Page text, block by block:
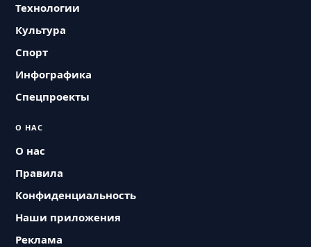
Технологии
Культура
Спорт
Инфографика
Спецпроекты
О НАС
О нас
Правила
Конфиденциальность
Наши приложения
Реклама